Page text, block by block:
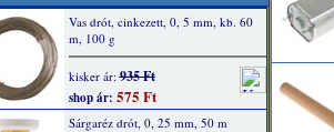
Vas drót, cinkezett, 0, 5 mm, kb. 60
m, 100 g
kisker ár:935 Ft
shop ár: 575 Ft
Sárgaréz drót, 0, 25 mm, 50 m